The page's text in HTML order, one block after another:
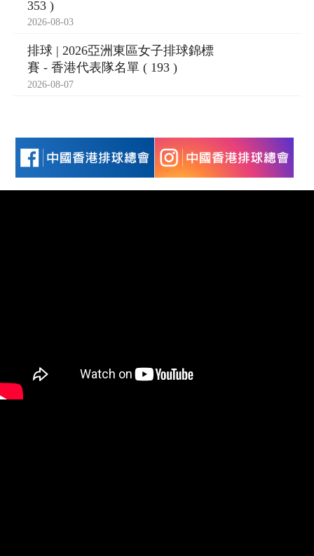
353 )
2026-08-03
排球 | 2026亞洲東區女子排球錦標
賽 - 香港代表隊名單 ( 193 )
2026-08-07